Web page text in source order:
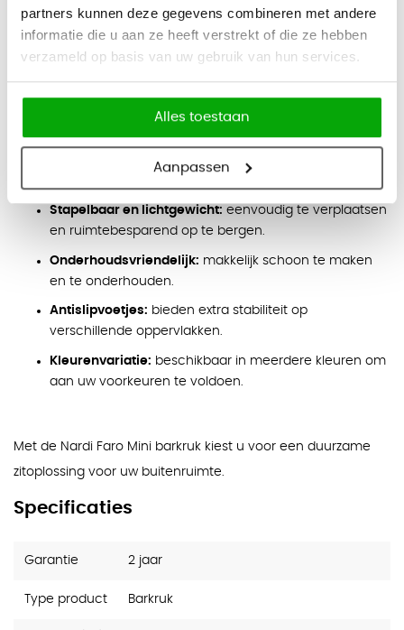
partners kunnen deze gegevens combineren met andere
informatie die u aan ze heeft verstrekt of die ze hebben
verzameld op basis van uw gebruik van hun services.
Alles toestaan
Aanpassen
diverse oppervlakken, terwijl het onderhoudsvriendelijke
materiaal eenvoudig schoon te maken is.
Belangrijke kenmerken:
versterkt polypropyleen met een UV-beschermende
Ergonomisch ontwerp:
zithoogte van 65 cm met een
Stapelbaar en lichtgewicht: eenvoudig te verplaatsen
en ruimtebesparend op te bergen.
Onderhoudsvriendelijk: makkelijk schoon te maken
en te onderhouden.
Antislipvoetjes: bieden extra stabiliteit op
verschillende oppervlakken.
Kleurenvariatie: beschikbaar in meerdere kleuren om
aan uw voorkeuren te voldoen.
Met de Nardi Faro Mini barkruk kiest u voor een duurzame
zitoplossing voor uw buitenruimte.
Specificaties
Garantie 2 jaar
Type product Barkruk